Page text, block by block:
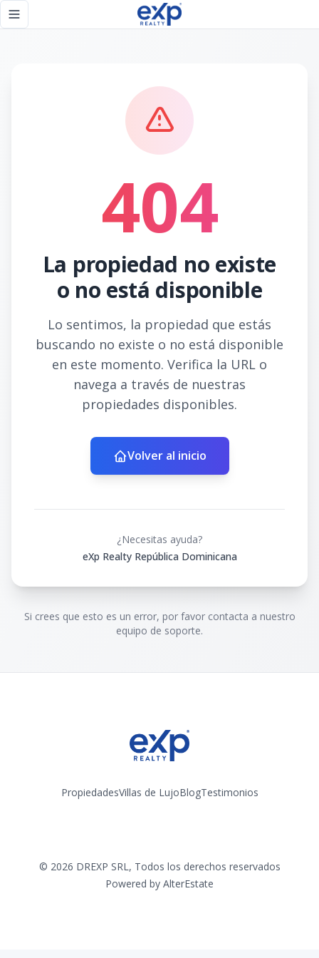
Toggle navigation menu
404
La propiedad no existe
o no está disponible
Lo sentimos, la propiedad que estás
buscando no existe o no está disponible
en este momento. Verifica la URL o
navega a través de nuestras
propiedades disponibles.
Volver al inicio
¿Necesitas ayuda?
eXp Realty República Dominicana
Si crees que esto es un error, por favor contacta a nuestro
equipo de soporte.
PropiedadesVillas de LujoBlogTestimonios
© 2026 DREXP SRL, Todos los derechos reservados
Powered by AlterEstate
Página no encontrada - eXp Realty República Dominicana